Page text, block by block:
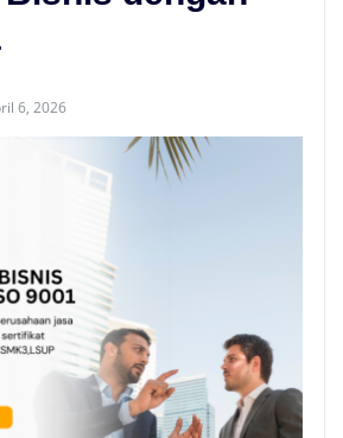
6, 2026